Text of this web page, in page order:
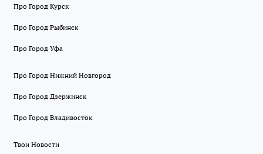
Про Город Курск
Про Город Рыбинск
Про Город Уфа
Про Город Нижний Новгород
Про Город Дзержинск
Про Город Владивосток
Твои Новости